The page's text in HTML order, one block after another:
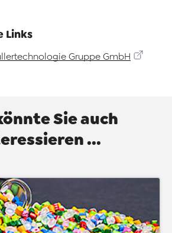
Links
Gruppe GmbH
Sie auch
...